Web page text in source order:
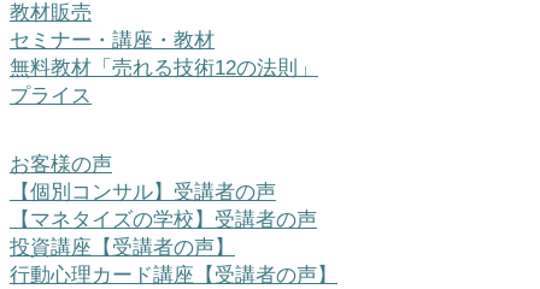
教材販売
セミナー・講座・教材
無料教材「売れる技術12の法則」
プライス
お客様の声
【個別コンサル】受講者の声
【マネタイズの学校】受講者の声
投資講座【受講者の声】
行動心理カード講座【受講者の声】